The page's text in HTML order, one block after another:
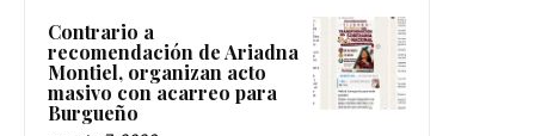
Contrario a
recomendación de Ariadna
Montiel, organizan acto
masivo con acarreo para
Burgueño